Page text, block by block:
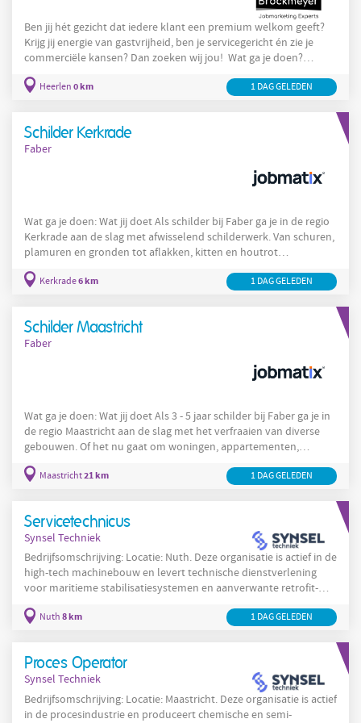
Ben jij hét gezicht dat iedere klant een premium welkom geeft?
Krijg jij energie van gastvrijheid, ben je servicegericht én zie je
commerciële kansen? Dan zoeken wij jou! Wat ga je doen?
showroom in Heerlen. Je ontvangt klanten met oprechte
autoverzekeringen en zorg je voor een correcte administratieve
Heerlen 0 km 1 DAG GELEDEN
Schilder Kerkrade
Faber
Wat ga je doen: Wat jij doet Als schilder bij Faber ga je in de regio
Kerkrade aan de slag met afwisselend schilderwerk. Van schuren,
plamuren en gronden tot aflakken, kitten en houtrot
oude glorie herstelt of aan de slag gaat met
Zelfstandig en in teamverband werkt aan diverse schilder- en
Kerkrade6 km 1 DAG GELEDEN
Schilder Maastricht
Faber
Wat ga je doen: Wat jij doet Als 3 - 5 jaar schilder bij Faber ga je in
de regio Maastricht aan de slag met het verfraaien van diverse
gebouwen. Of het nu gaat om woningen, appartementen,
een strak eindresultaat brengt. Van schuren en plamuren tot
levert vakwerk waar je echt achter
Maastricht21 km 1 DAG GELEDEN
Servicetechnicus
Synsel Techniek
Bedrijfsomschrijving: Locatie: Nuth. Deze organisatie is actief in de
high-tech machinebouw en levert technische dienstverlening
voor maritieme stabilisatiesystemen en aanverwante retrofit-
reparatiewerkzaamheden uit en biedt ondersteuning aan
serviceteams verwacht dat zij klantgericht en technisch
onderlegd
Nuth 8 km 1 DAG GELEDEN
Proces Operator
Synsel Techniek
Bedrijfsomschrijving: Locatie: Maastricht. Deze organisatie is actief
in de procesindustrie en produceert chemische en semi-